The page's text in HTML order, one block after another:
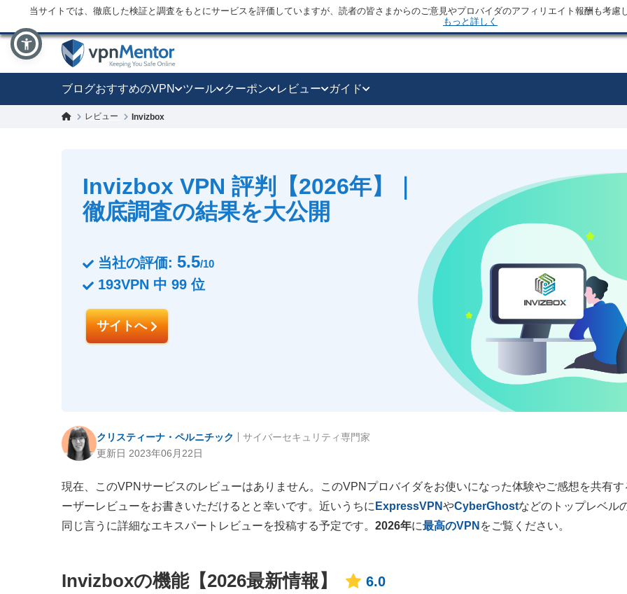
当サイトでは、徹底した検証と調査をもとにサービスを評価していますが、読者の皆さまからのご意見やプロバイダのアフィリエイト報酬も考
もっと詳しく
ブログおすすめのVPN ツール クーポン レビュー ガイド
レビュー Invizbox
Invizbox VPN 評判【2026年】｜
徹底調査の結果を大公開
当社の評価: 5.5/10
193VPN 中 99 位
サイトへ
クリスティーナ・ペルニチック
更新日 2023年06月22日
サイバーセキュリティ専門家
現在、このVPNサービスのレビューはありません。このVPNプロバイダをお使いになった体験やご感想を共有す
ーザーレビューをお書きいただけるとと幸いです。近いうちに ExpressVPNやCyberGhostなどのトップレベル
同じ言うに詳細なエキスパートレビューを投稿する予定です。 2026年に最高のVPN をご覧ください。
Invizboxの機能【2026最新情報】 6.0